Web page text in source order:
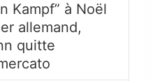
Kampf” à Noël
allemand,
quitte